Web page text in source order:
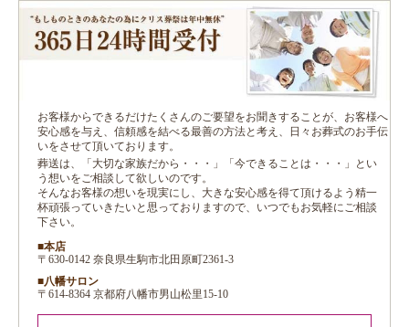
お客様からできるだけたくさんのご要望をお聞きすることが、お客様へ
安心感を与え、信頼感を結べる最善の方法と考え、日々お葬式のお手伝
いをさせて頂いております。
葬送は、「大切な家族だから・・・」「今できることは・・・」とい
う想いをご相談して欲しいのです。
そんなお客様の想いを現実にし、大きな安心感を得て頂けるよう精一
杯頑張っていきたいと思っておりますので、いつでもお気軽にご相談
下さい。
■本店
〒630-0142 奈良県生駒市北田原町2361-3
■八幡サロン
〒614-8364 京都府八幡市男山松里15-10